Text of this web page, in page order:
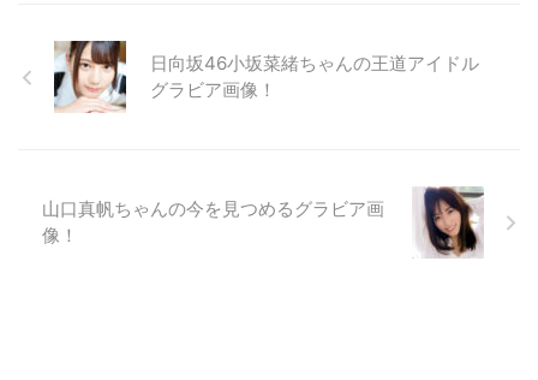
日向坂46小坂菜緒ちゃんの王道アイドル
グラビア画像！
山口真帆ちゃんの今を見つめるグラビア画
像！